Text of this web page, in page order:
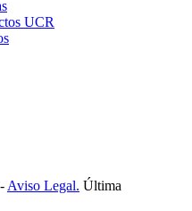
UCR
Aviso Legal. Última